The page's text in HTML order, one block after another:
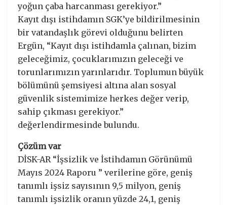
yoğun çaba harcanması gerekiyor.”
Kayıt dışı istihdamın SGK’ye bildirilmesinin
bir vatandaşlık görevi olduğunu belirten
Ergün, “Kayıt dışı istihdamla çalınan, bizim
geleceğimiz, çocuklarımızın geleceği ve
torunlarımızın yarınlarıdır. Toplumun büyük
bölümünü şemsiyesi altına alan sosyal
güvenlik sistemimize herkes değer verip,
sahip çıkması gerekiyor.”
değerlendirmesinde bulundu.
Çözüm var
DİSK-AR “İşsizlik ve İstihdamın Görünümü
Mayıs 2024 Raporu ” verilerine göre, geniş
tanımlı işsiz sayısının 9,5 milyon, geniş
tanımlı işsizlik oranın yüzde 24,1, geniş